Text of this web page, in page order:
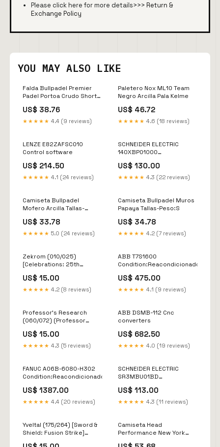
Please click here for more details>>> Return &
Exchange Policy
YOU MAY ALSO LIKE
Falda Bullpadel Premier
Padel Portoa Crudo Short
US$ 38.76
★★★★★ 4.4 (9 reviews)
Paletero Nox ML10 Team
Negro Arcilla Pala Kelme
US$ 46.72
★★★★★ 4.6 (18 reviews)
LENZE E82ZAFSC010
Control software
US$ 214.50
★★★★★ 4.1 (24 reviews)
SCHNEIDER ELECTRIC
140XBP01000
US$ 130.00
★★★★★ 4.3 (22 reviews)
Camiseta Bullpadel
Mofero Arcilla Tallas-
US$ 33.78
★★★★★ 5.0 (24 reviews)
Camiseta Bullpadel Muros
Papaya Tallas-Peso:S
US$ 34.78
★★★★★ 4.2 (7 reviews)
Zekrom (010/025)
[Celebrations: 25th
US$ 15.00
★★★★★ 4.2 (8 reviews)
ABB T7S1600
Condition:Reacondicionado
US$ 475.00
★★★★★ 4.1 (9 reviews)
Professor's Research
(060/072) (Professor
Shining Fates] SWSH132
US$ 15.00
★★★★★ 4.3 (5 reviews)
ABB DSMB-112 Cnc
converters
US$ 682.50
★★★★★ 4.0 (19 reviews)
FANUC A06B-6080-H302
Condition:Reacondicionado
US$ 1387.00
★★★★★ 4.4 (20 reviews)
SCHNEIDER ELECTRIC
SR3MBU01BD
US$ 113.00
★★★★★ 4.3 (11 reviews)
Yveltal (175/264) [Sword &
Shield: Fusion Strike]
Camiseta Head
Performance New York